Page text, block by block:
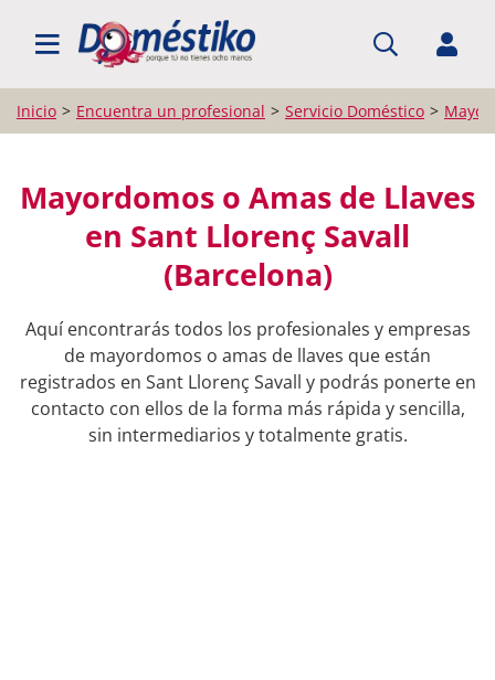
BUSCAR PROFESIONALES
Inicio Encuentra un profesional Servicio Doméstico
Mayordomos o Amas de Llaves
en Sant Llorenç Savall
(Barcelona)
Aquí encontrarás todos los profesionales y empresas
de mayordomos o amas de llaves que están
registrados en Sant Llorenç Savall y podrás ponerte en
contacto con ellos de la forma más rápida y sencilla,
sin intermediarios y totalmente gratis.